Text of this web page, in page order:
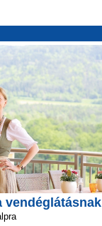
vendéglátásnak